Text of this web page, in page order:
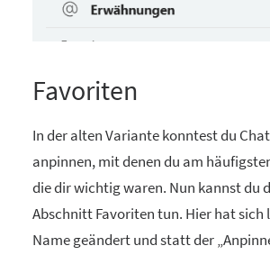
Favoriten
In der alten Variante konntest du
anpinnen, mit denen du am
die dir wichtig waren. Nun kannst du
Abschnitt Favoriten tun. Hier hat sich
Name geändert und statt der